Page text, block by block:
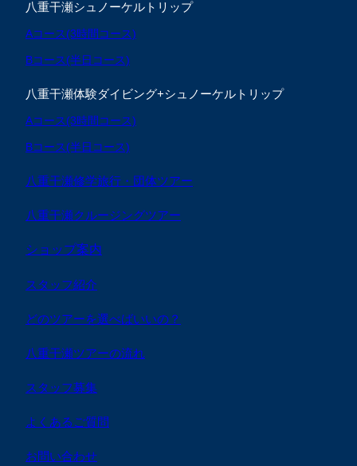
八重干瀬シュノーケルトリップ
Aコース(3時間コース)
Bコース(半日コース)
八重干瀬体験ダイビング+シュノーケルトリップ
Aコース(3時間コース)
Bコース(半日コース)
八重干瀬修学旅行・団体ツアー
八重干瀬クルージングツアー
ショップ案内
スタッフ紹介
どのツアーを選べばいいの？
八重干瀬ツアーの流れ
スタッフ募集
よくあるご質問
お問い合わせ